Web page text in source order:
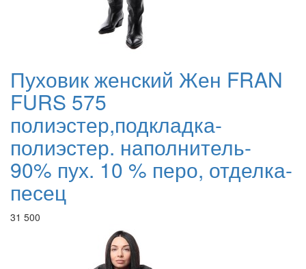
Пуховик женский Жен FRAN
FURS 575
полиэстер,подкладка-
полиэстер. наполнитель-
90% пух. 10 % перо, отделка-
песец
31 500